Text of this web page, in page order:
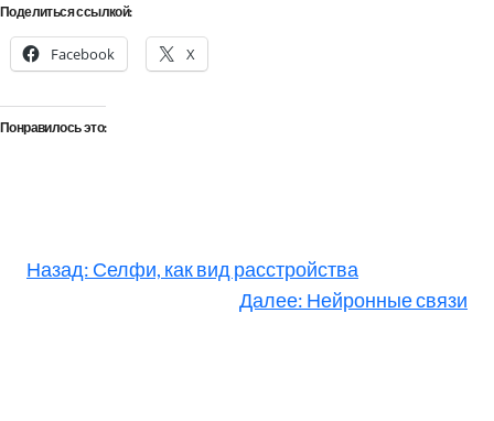
Поделиться ссылкой:
Facebook X
Понравилось это:
Назад: Селфи, как вид расстройства
Далее: Нейронные связи